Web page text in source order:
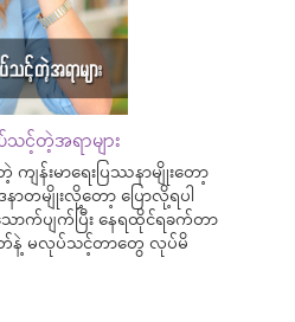
င့်တဲ့အရာများ
ကျန်းမာရေးပြဿနာမျိုးတော့
တမျိုးလို့တော့ ပြောလို့ရပါ
ာက်ပျက်ပြီး နေရထိုင်ရခက်တာ
တ်နဲ့ မလုပ်သင့်တာတွေ လုပ်မိ